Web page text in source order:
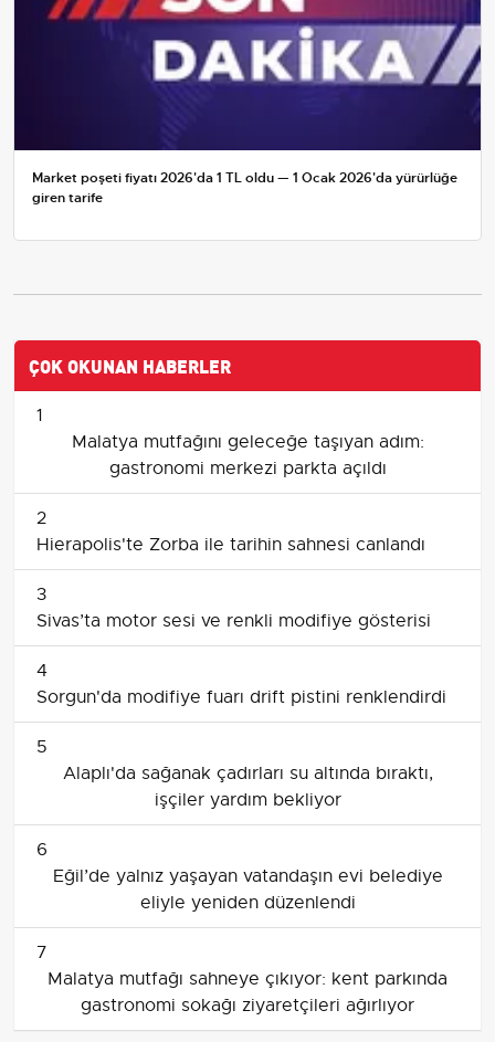
Market poşeti fiyatı 2026'da 1 TL oldu — 1 Ocak 2026'da yürürlüğe
giren tarife
ÇOK OKUNAN HABERLER
1
Malatya mutfağını geleceğe taşıyan adım:
gastronomi merkezi parkta açıldı
2
Hierapolis'te Zorba ile tarihin sahnesi canlandı
3
Sivas’ta motor sesi ve renkli modifiye gösterisi
4
Sorgun'da modifiye fuarı drift pistini renklendirdi
5
Alaplı'da sağanak çadırları su altında bıraktı,
işçiler yardım bekliyor
6
Eğil’de yalnız yaşayan vatandaşın evi belediye
eliyle yeniden düzenlendi
7
Malatya mutfağı sahneye çıkıyor: kent parkında
gastronomi sokağı ziyaretçileri ağırlıyor